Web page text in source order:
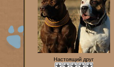
Настоящий друг